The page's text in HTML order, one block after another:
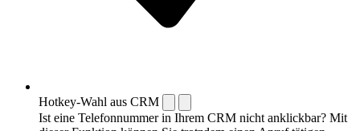
Hotkey-Wahl aus CRM
Ist eine Telefonnummer in Ihrem CRM nicht anklickbar? Mit